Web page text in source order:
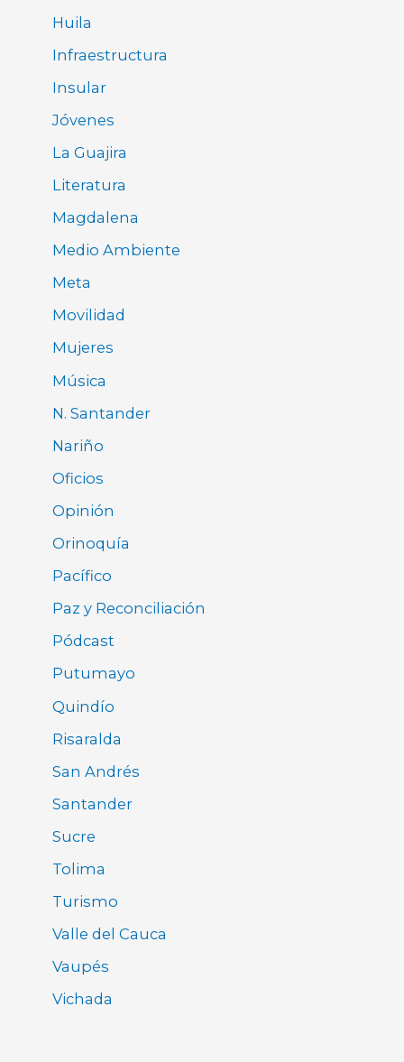
Huila
Infraestructura
Insular
Jóvenes
La Guajira
Literatura
Magdalena
Medio Ambiente
Meta
Movilidad
Mujeres
Música
N. Santander
Nariño
Oficios
Opinión
Orinoquía
Pacífico
Paz y Reconciliación
Pódcast
Putumayo
Quindío
Risaralda
San Andrés
Santander
Sucre
Tolima
Turismo
Valle del Cauca
Vaupés
Vichada